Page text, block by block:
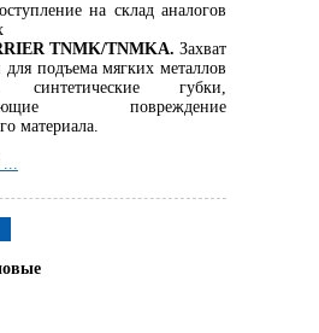
на склад аналогов
TNMK/TNMKA. Захват
для подъема мягких металлов
губки,
повреждение
материала.
...